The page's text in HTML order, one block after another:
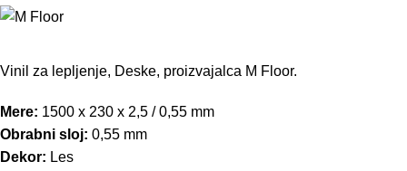
Vinil za lepljenje, Deske, proizvajalca M Floor.
Mere: 1500 x 230 x 2,5 / 0,55 mm
Obrabni sloj: 0,55 mm
Dekor: Les